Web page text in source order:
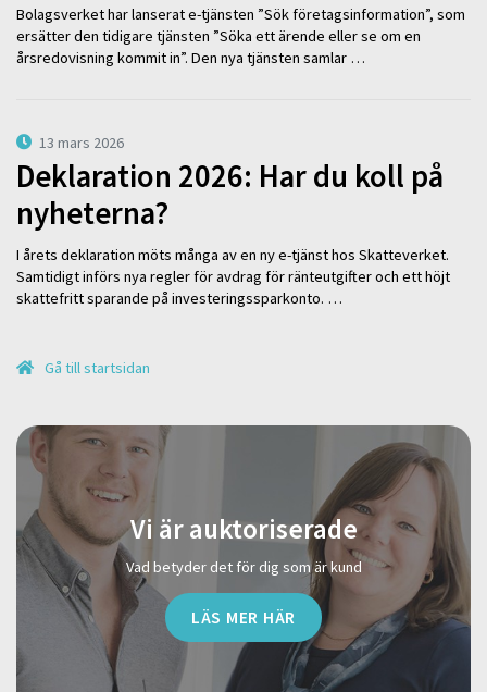
Bolagsverket har lanserat e-tjänsten ”Sök företagsinformation”, som
ersätter den tidigare tjänsten ”Söka ett ärende eller se om en
årsredovisning kommit in”. Den nya tjänsten samlar …
13 mars 2026
Deklaration 2026: Har du koll på
nyheterna?
I årets deklaration möts många av en ny e-tjänst hos Skatteverket.
Samtidigt införs nya regler för avdrag för ränteutgifter och ett höjt
skattefritt sparande på investeringssparkonto. …
Gå till startsidan
Vi är auktoriserade
Vad betyder det för dig som är kund
LÄS MER HÄR